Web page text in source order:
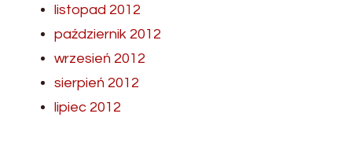
listopad 2012
październik 2012
wrzesień 2012
sierpień 2012
lipiec 2012